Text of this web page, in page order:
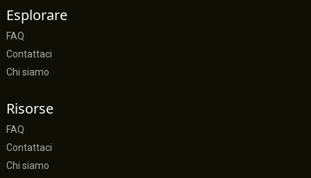
Esplorare
FAQ
Contattaci
Chi siamo
Risorse
FAQ
Contattaci
Chi siamo